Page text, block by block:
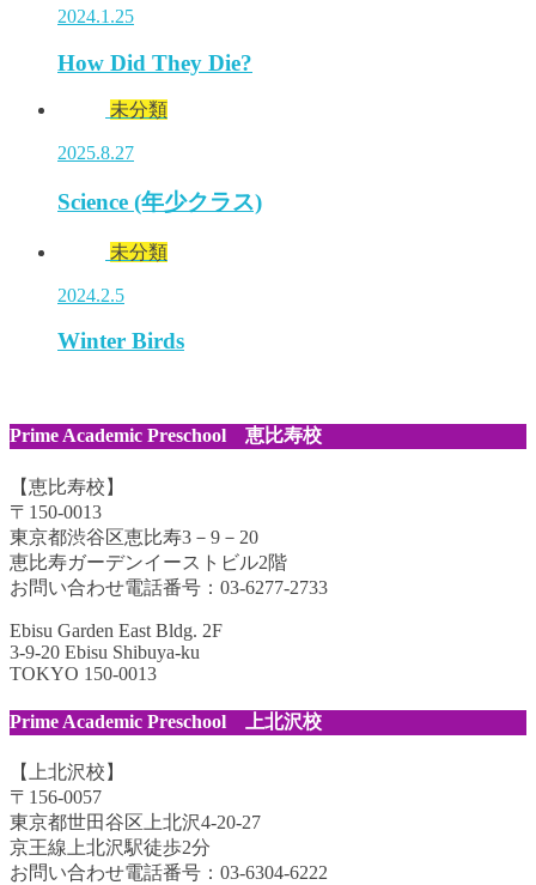
2024.1.25
How Did They Die?
未分類
2025.8.27
Science (年少クラス)
未分類
2024.2.5
Winter Birds
Prime Academic Preschool 恵比寿校
【恵比寿校】
〒150-0013
東京都渋谷区恵比寿3－9－20
恵比寿ガーデンイーストビル2階
お問い合わせ電話番号：03-6277-2733
Ebisu Garden East Bldg. 2F
3-9-20 Ebisu Shibuya-ku
TOKYO 150-0013
Prime Academic Preschool 上北沢校
【上北沢校】
〒156-0057
東京都世田谷区上北沢4-20-27
京王線上北沢駅徒歩2分
お問い合わせ電話番号：03-6304-6222